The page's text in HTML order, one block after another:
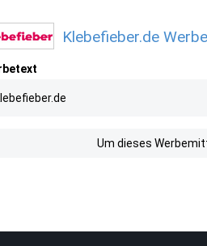
Klebefieber.de
Um dieses